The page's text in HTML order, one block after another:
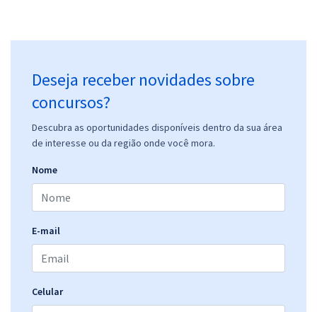
Deseja receber novidades sobre
concursos?
Descubra as oportunidades disponíveis dentro da sua área
de interesse ou da região onde você mora.
Nome
E-mail
Celular